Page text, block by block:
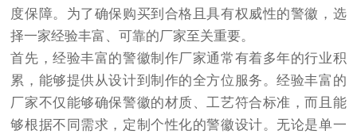
度保障。为了确保购买到合格且具有权威性的警徽，选
择一家经验丰富、可靠的厂家至关重要。
首先，经验丰富的警徽制作厂家通常有着多年的行业积
累，能够提供从设计到制作的全方位服务。经验丰富的
厂家不仅能够确保警徽的材质、工艺符合标准，而且能
够根据不同需求，定制个性化的警徽设计。无论是单一